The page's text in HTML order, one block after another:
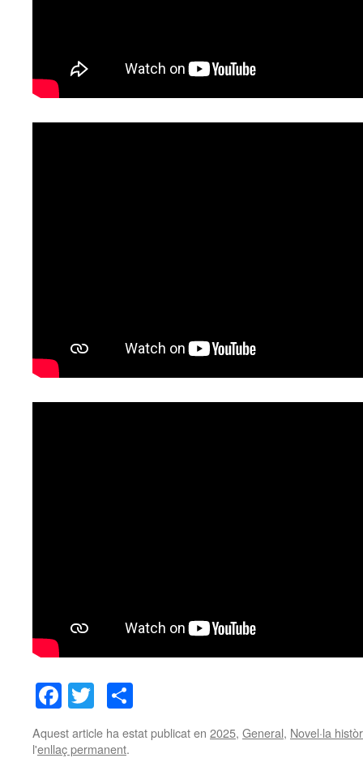
Facebook
Twitter
Aquest article ha estat publicat en 2025, General, Novel·la
l'enllaç permanent.